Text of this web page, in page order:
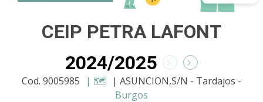
CEIP PETRA LAFONT
2024/2025
Cod. 9005985 | 🗺️ | ASUNCION,S/N - Tardajos -
Burgos